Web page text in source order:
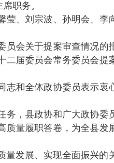
职务。
、刘宗波、孙明会、李
会关于提案审查情况的
届委员会常务委员会提
和全体政协委员表示衷
，县政协和广大政协委
量履职答卷，为全县发
发展、实现全面振兴的